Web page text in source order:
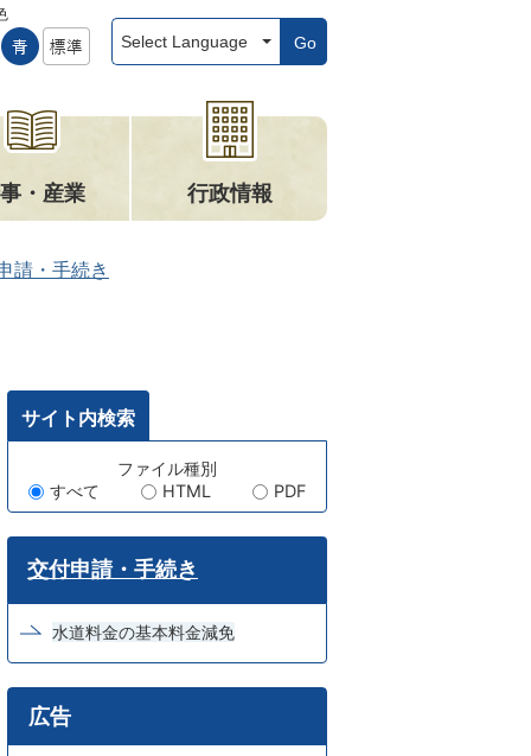
Go
・産業 行政情報
請・手続き
サイト内検索
ー
ワ
ー
ド
検
索
ファイル種別
すべて
HTML PDF
交付申請・手続き
水道料金の基本料金減免
広告